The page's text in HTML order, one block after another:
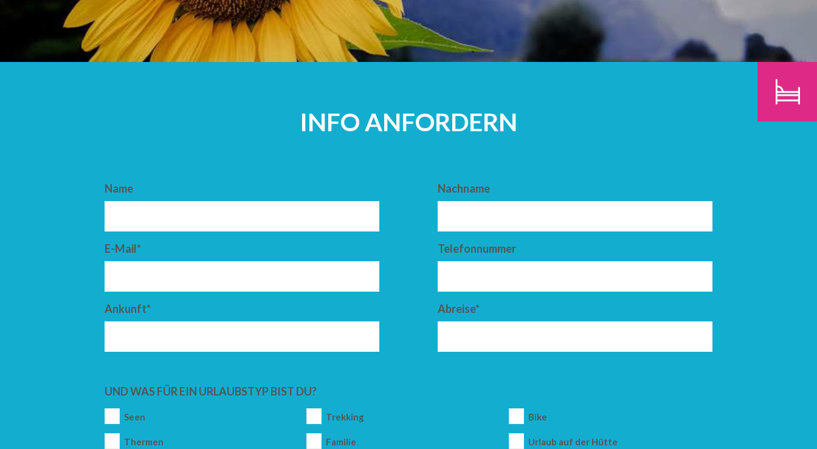
ANKUNFT ABFAHRT ERWACHSENE
SUCHEN
INFO ANFORDERN
Name Nachname
E-Mail* Telefonnummer
Ankunft* Abreise*
UND WAS FÜR EIN URLAUBSTYP BIST DU?
Seen Trekking Bike
Thermen Familie Urlaub auf der Hütte